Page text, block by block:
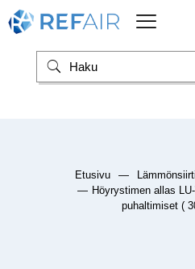
Etusivu —
— Höyrystimen allas
puhaltimiset (